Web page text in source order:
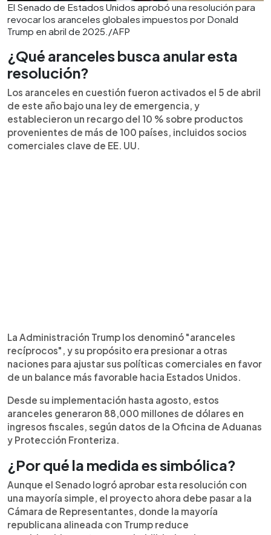
El Senado de Estados Unidos aprobó una resolución para
revocar los aranceles globales impuestos por Donald
Trump en abril de 2025./AFP
¿Qué aranceles busca anular esta
resolución?
Los aranceles en cuestión fueron activados el 5 de abril
de este año bajo una ley de emergencia, y
establecieron un recargo del 10 % sobre productos
provenientes de más de 100 países, incluidos socios
comerciales clave de EE. UU.
La Administración Trump los denominó "aranceles
recíprocos", y su propósito era presionar a otras
naciones para ajustar sus políticas comerciales en favor
de un balance más favorable hacia Estados Unidos.
Desde su implementación hasta agosto, estos
aranceles generaron 88,000 millones de dólares en
ingresos fiscales, según datos de la Oficina de Aduanas
y Protección Fronteriza.
¿Por qué la medida es simbólica?
Aunque el Senado logró aprobar esta resolución con
una mayoría simple, el proyecto ahora debe pasar a la
Cámara de Representantes, donde la mayoría
republicana alineada con Trump reduce